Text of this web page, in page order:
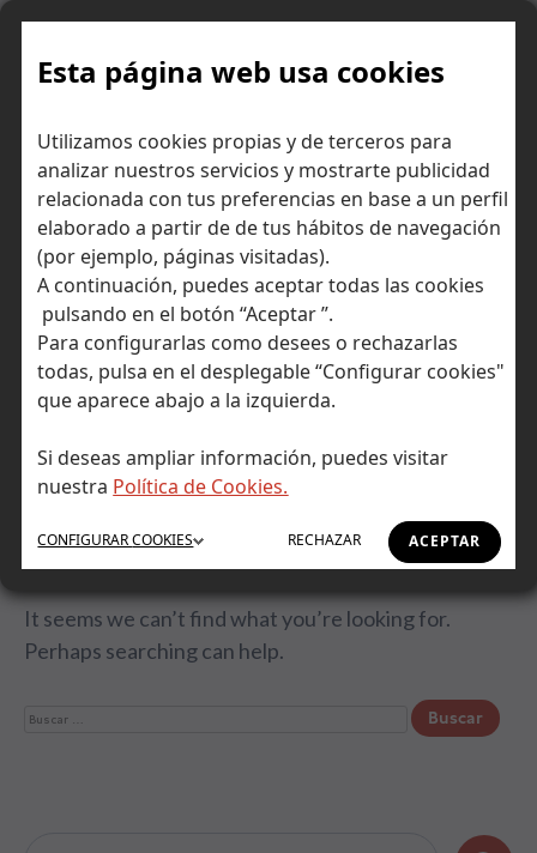
Esta página web usa cookies
Utilizamos cookies propias y de terceros para
analizar nuestros servicios y mostrarte publicidad
relacionada con tus preferencias en base a un perfil
elaborado a partir de de tus hábitos de navegación
(por ejemplo, páginas visitadas).
A continuación, puedes aceptar todas las cookies
pulsando en el botón “Aceptar ”.
Para configurarlas como desees o rechazarlas
todas, pulsa en el desplegable “Configurar cookies"
que aparece abajo a la izquierda.
Si deseas ampliar información, puedes visitar
nuestra Política de Cookies.
ACEPTAR
RECHAZAR
CONFIGURARCOOKIES
Skip
Ir a Self Bank »
El Blog de Self
Bank
No hay resultados
It seems we can’t find what you’re looking for.
Perhaps searching can help.
Buscar: